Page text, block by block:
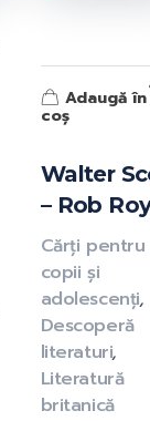
from Goodreads.com
Walter
– Rob
Cărți pentru
copii și
adolescenți,
Descoperă
literaturi,
Literatură
britanică
Adaugă în
coș